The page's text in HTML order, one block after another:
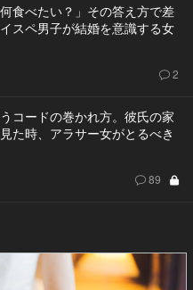
食べたい？」その答え方で差
スペ男子が結婚を意識する女
2
コードの巻かれ方。彼氏の家
た時、アラサー女がとるべき
89